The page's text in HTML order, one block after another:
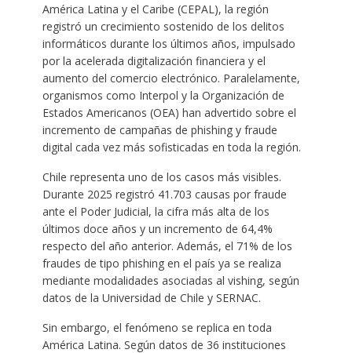
América Latina y el Caribe (CEPAL), la región
registró un crecimiento sostenido de los delitos
informáticos durante los últimos años, impulsado
por la acelerada digitalización financiera y el
aumento del comercio electrónico. Paralelamente,
organismos como Interpol y la Organización de
Estados Americanos (OEA) han advertido sobre el
incremento de campañas de phishing y fraude
digital cada vez más sofisticadas en toda la región.
Chile representa uno de los casos más visibles.
Durante 2025 registró 41.703 causas por fraude
ante el Poder Judicial, la cifra más alta de los
últimos doce años y un incremento de 64,4%
respecto del año anterior. Además, el 71% de los
fraudes de tipo phishing en el país ya se realiza
mediante modalidades asociadas al vishing, según
datos de la Universidad de Chile y SERNAC.
Sin embargo, el fenómeno se replica en toda
América Latina. Según datos de 36 instituciones